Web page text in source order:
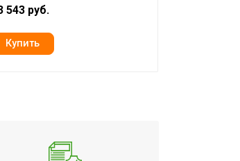
543 руб.